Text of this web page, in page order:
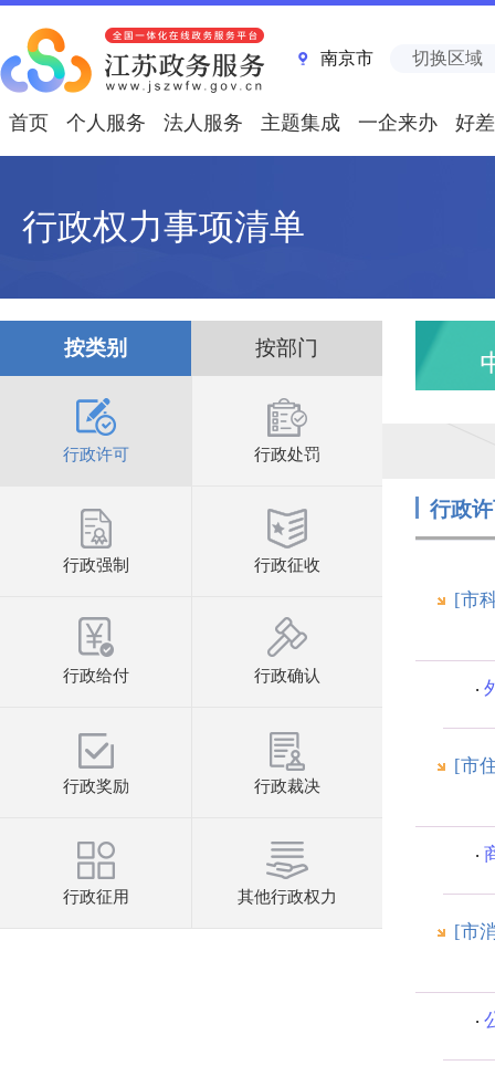
南京市 切换区域
首页 个人服务 法人服务 主题集成 一企来办 好
行政权力事项清单
按类别 按部门
行政许可 行政处罚
行政强制 行政征收
行政给付 行政确认
行政奖励 行政裁决
行政征用 其他行政权力
行政
[市
[市
[市